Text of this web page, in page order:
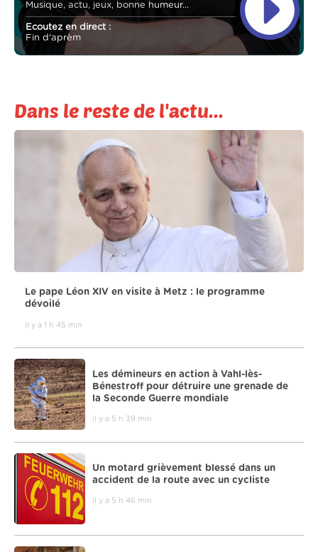
Musique, actu, jeux, bonne humeur...
Ecoutez en direct :
Fin d'aprèm
Dans le reste de l'actu...
Le pape Léon XIV en visite à Metz : le programme
dévoilé
il y a 1 h 45 min
Les démineurs en action à Vahl-lès-
Bénestroff pour détruire une grenade de
la Seconde Guerre mondiale
il y a 5 h 39 min
Un motard grièvement blessé dans un
accident de la route avec un cycliste
il y a 5 h 46 min